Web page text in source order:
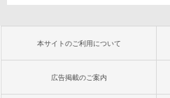
本サイトのご利用について
広告掲載のご案内